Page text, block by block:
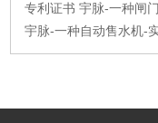
专利证书 宇脉-一种闸
宇脉-一种自动售水机-